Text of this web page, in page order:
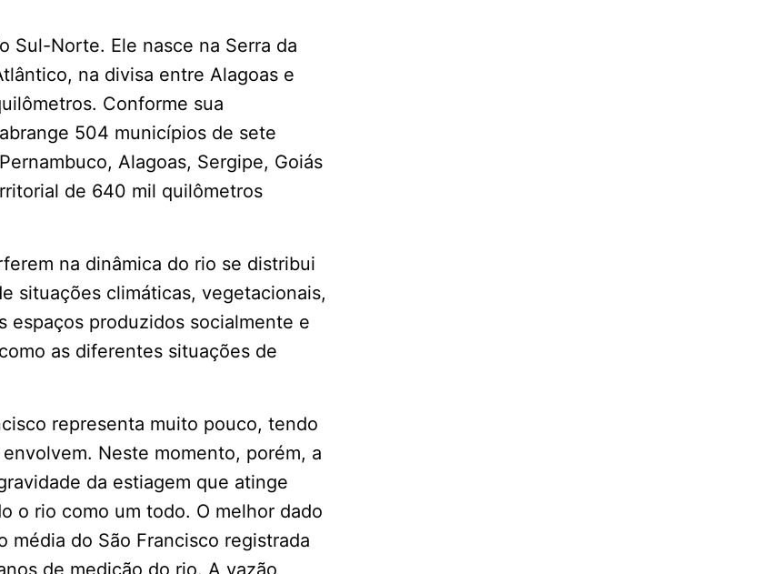
Sul-Norte. Ele nasce na Serra da
na divisa entre Alagoas e
Conforme sua
504 municípios de sete
Alagoas, Sergipe, Goiás
de 640 mil quilômetros
na dinâmica do rio se distribui
situações climáticas, vegetacionais,
espaços produzidos socialmente e
as diferentes situações de
representa muito pouco, tendo
Neste momento, porém, a
da estiagem que atinge
o rio como um todo. O melhor dado
média do São Francisco registrada
de medição do rio. A vazão